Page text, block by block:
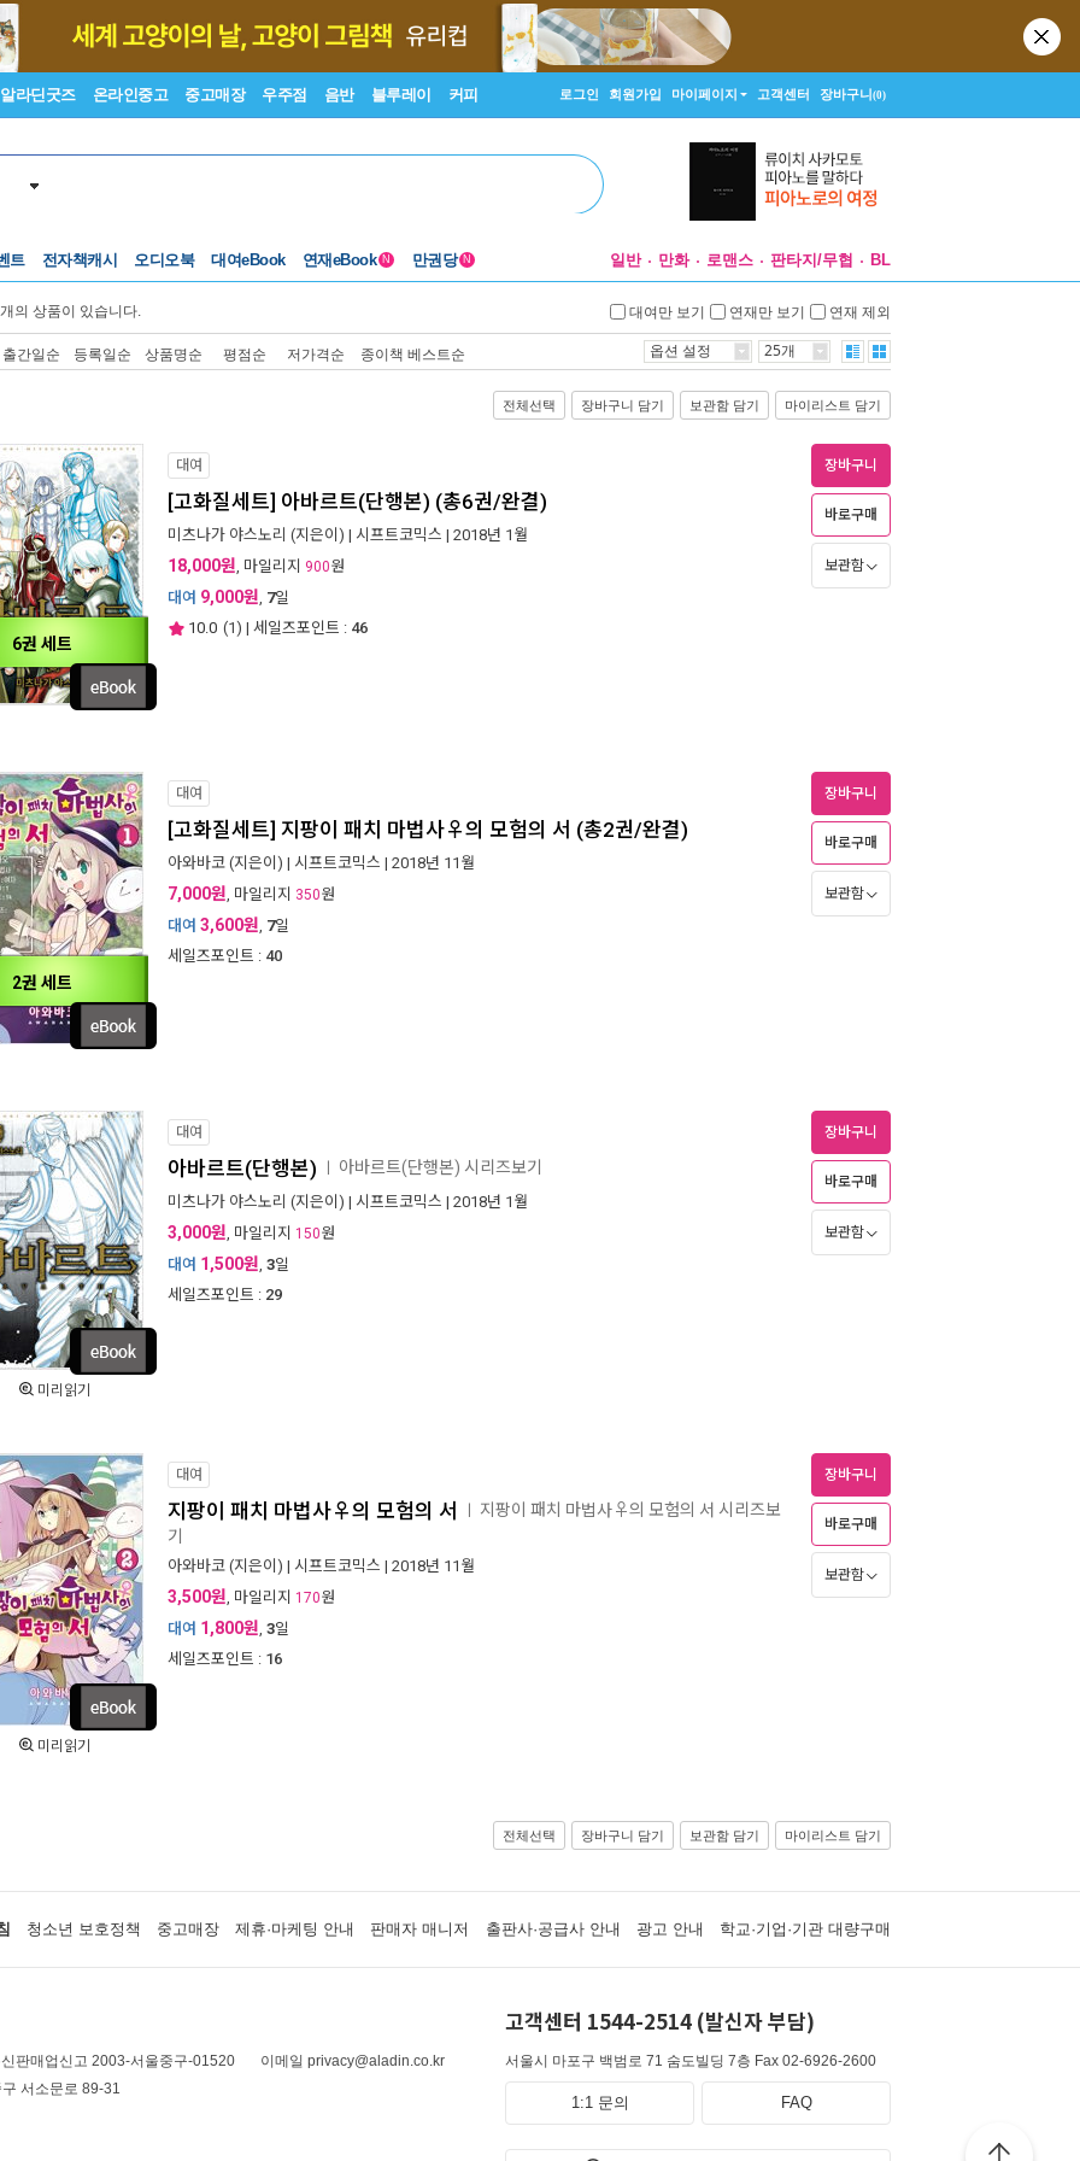
알라딘굿즈 온라인중고 중고매장 우주점 음반 블루레이 커피 로그인 회원가입 마이페이지 고객센터 장바구니(0)
트 전자책캐시 오디오북 대여eBook 연재eBook N 만권당 N 일반 만화 로맨스 판타지/무협 BL
개의 상품이 있습니다. 대여만 보기 연재만 보기 연재 제외
출간일순 등록일순 상품명순 평점순 저가격순 종이책 베스트순 옵션 설정 25개
전체선택 장바구니 담기 보관함 담기 마이리스트 담기
6권 세트
대여
[고화질세트] 아바르트(단행본) (총6권/완결)
미츠나가 야스노리 (지은이) | 시프트코믹스 | 2018년 1월
18,000원, 마일리지 900원
대여 9,000원, 7일
10.0 (1) | 세일즈포인트 : 46
장바구니
바로구매
보관함
2권 세트
대여
[고화질세트] 지팡이 패치 마법사♀의 모험의 서 (총2권/완결)
아와바코 (지은이) | 시프트코믹스 | 2018년 11월
7,000원, 마일리지 350원
대여 3,600원, 7일
세일즈포인트 : 40
장바구니
바로구매
보관함
미리읽기
대여
아바르트(단행본) 아바르트(단행본) 시리즈보기
미츠나가 야스노리 (지은이) | 시프트코믹스 | 2018년 1월
3,000원, 마일리지 150원
대여 1,500원, 3일
세일즈포인트 : 29
장바구니
바로구매
보관함
미리읽기
대여
지팡이 패치 마법사♀의 모험의 서 지팡이 패치 마법사♀의 모험의 서 시리즈보
기
아와바코 (지은이) | 시프트코믹스 | 2018년 11월
3,500원, 마일리지 170원
대여 1,800원, 3일
세일즈포인트 : 16
장바구니
바로구매
보관함
전체선택 장바구니 담기 보관함 담기 마이리스트 담기
청소년 보호정책 중고매장 제휴·마케팅 안내 판매자 매니저 출판사·공급사 안내 광고 안내 학교·기업·기관 대량구매
판매업신고 2003-서울중구-01520
이메일 privacy@aladin.co.kr
서소문로 89-31
고객센터 1544-2514 (발신자 부담)
서울시 마포구 백범로 71 숨도빌딩 7층 Fax 02-6926-2600
1:1 문의 FAQ